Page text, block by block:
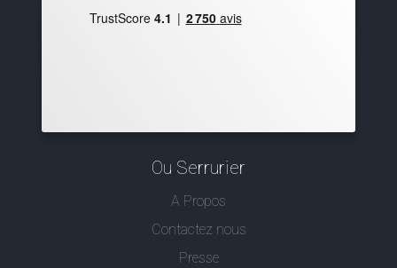
Ou Serrurier
A Propos
Contactez nous
Presse